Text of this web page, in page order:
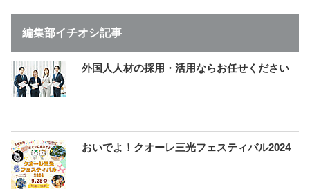
編集部イチオシ記事
外国人人材の採用・活用ならお任せください
おいでよ！クオーレ三光フェスティバル2024